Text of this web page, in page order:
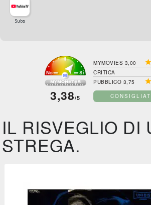
3,38/5
MYMOVIES 3,00 
CRITICA
PUBBLICO 3,75 
IL RISVEGLIO DI
STREGA.